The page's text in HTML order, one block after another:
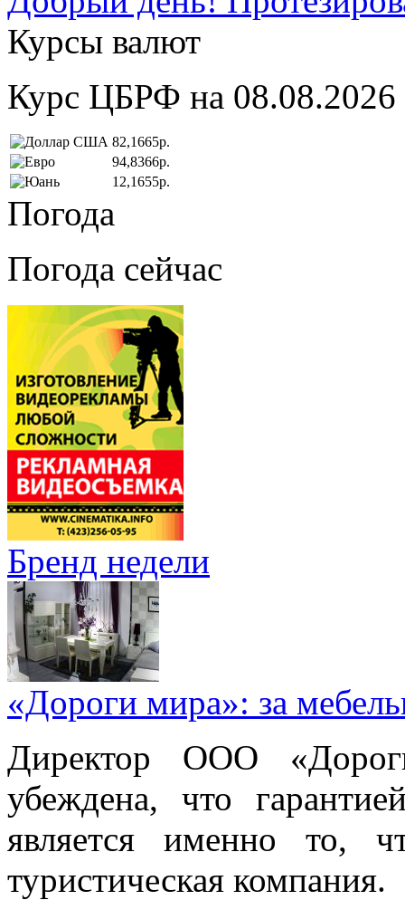
Курсы валют
Курс ЦБРФ на 08.08.2026
82,1665р.
94,8366р.
12,1655р.
Погода
Погода сейчас
Бренд недели
«Дороги мира»: за
Директор ООО
убеждена, что
является именно то,
туристическая компания.